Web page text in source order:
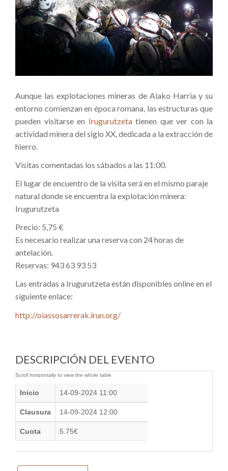
Aunque las explotaciones mineras de Aiako Harria y su
entorno comienzan en época romana, las estructuras que
pueden visitarse en Irugurutzetatienen que ver con la
actividad minera del siglo XX, dedicada a la extracción de
hierro.
Visitas comentadas los sábados a las 11:00.
El lugar de encuentro de la visita será en el mismo paraje
natural donde se encuentra la explotación minera:
Irugurutzeta
Precio: 5,75 €
Es necesario realizar una reserva con 24 horas de
antelación.
Reservas: 943 63 93 53
Las entradas a Irugurutzeta están disponibles online en el
siguiente enlace:
http://oiassosarrerak.irun.org/
DESCRIPCIÓN DEL EVENTO
Inicio 14-09-2024 11:00
Clausura 14-09-2024 12:00
Cuota 5.75€